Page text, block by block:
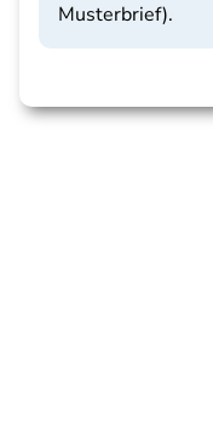
Musterbrief).